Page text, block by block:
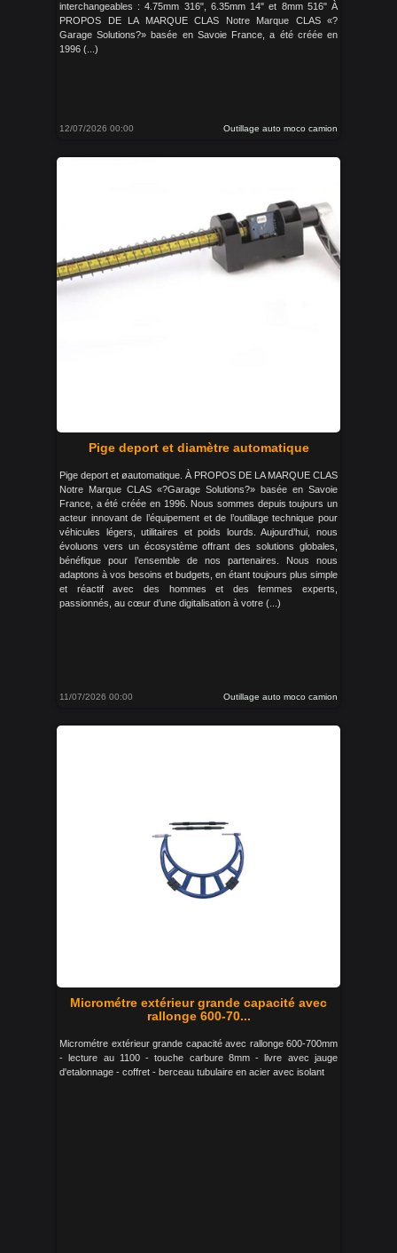
interchangeables : 4.75mm 316", 6.35mm 14" et 8mm 516" À
PROPOS DE LA MARQUE CLAS Notre Marque CLAS «?
Garage Solutions?» basée en Savoie France, a été créée en
1996 (...)
12/07/2026 00:00 Outillage auto moco camion
Pige deport et diamètre automatique
Pige deport et øautomatique. À PROPOS DE LA MARQUE CLAS
Notre Marque CLAS «?Garage Solutions?» basée en Savoie
France, a été créée en 1996. Nous sommes depuis toujours un
acteur innovant de l’équipement et de l’outillage technique pour
véhicules légers, utilitaires et poids lourds. Aujourd’hui, nous
évoluons vers un écosystème offrant des solutions globales,
bénéfique pour l’ensemble de nos partenaires. Nous nous
adaptons à vos besoins et budgets, en étant toujours plus simple
et réactif avec des hommes et des femmes experts,
passionnés, au cœur d’une digitalisation à votre (...)
11/07/2026 00:00 Outillage auto moco camion
Micrométre extérieur grande capacité avec
rallonge 600-70...
Micrométre extérieur grande capacité avec rallonge 600-700mm
- lecture au 1100 - touche carbure 8mm - livre avec jauge
d'etalonnage - coffret - berceau tubulaire en acier avec isolant